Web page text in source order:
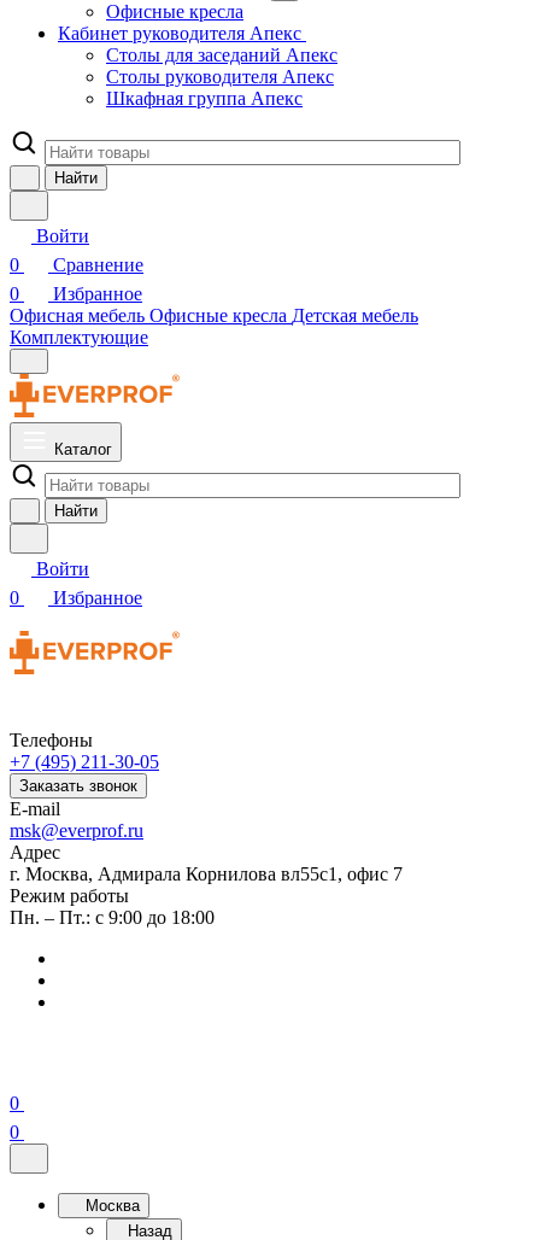
Офисные кресла
Кабинет руководителя Апекс
Столы для заседаний Апекс
Столы руководителя Апекс
Шкафная группа Апекс
Найти
Войти
0
Сравнение
0
Избранное
Офисная мебель Офисные кресла Детская мебель
Комплектующие
Каталог
Найти
Войти
0
Избранное
Телефоны
+7 (495) 211-30-05
Заказать звонок
E-mail
msk@everprof.ru
Адрес
г. Москва, Адмирала Корнилова вл55с1, офис 7
Режим работы
Пн. – Пт.: с 9:00 до 18:00
0
0
Москва
Назад